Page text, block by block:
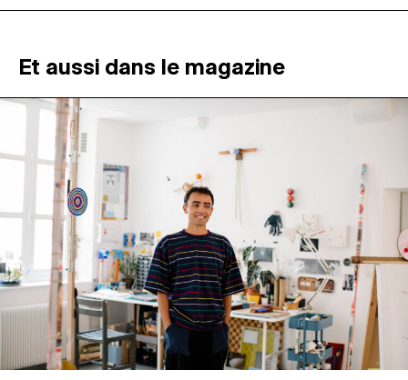
RÉSIDENCES ↓
ATELIERS OUVERTS
PROGRAMMATION
MAGAZINE
ESPACES DE PRATIQUE ARTISTIQUE ↓
Recherche
Connexion
Et aussi dans le magazine